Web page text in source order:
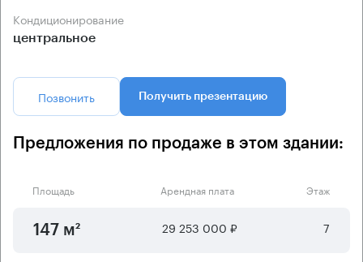
Кондиционирование
центральное
Позвонить Получить презентацию
Предложения по продаже в этом здании:
Площадь Арендная плата Этаж
147 м² 29 253 000 ₽ 7